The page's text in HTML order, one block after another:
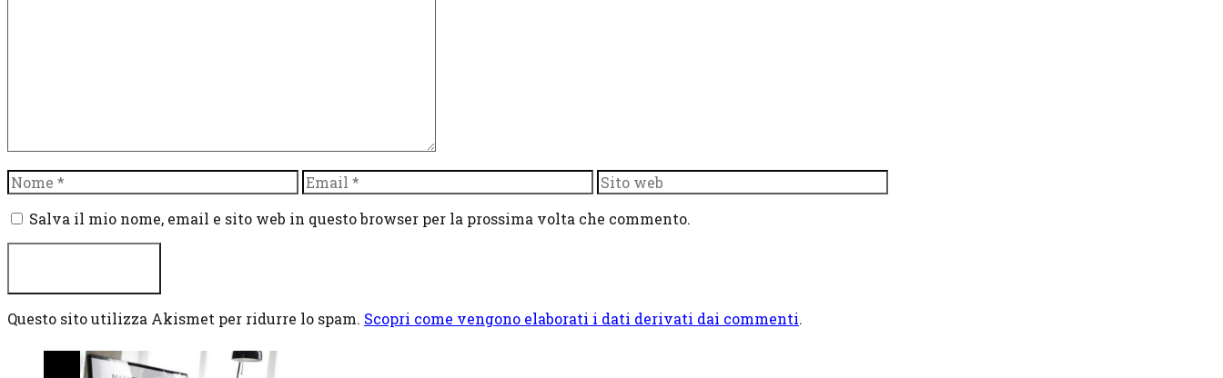
Nome Email
Sito
web
Salva il mio nome, email e sito web in questo browser per la prossima volta che commento.
Questo sito utilizza Akismet per ridurre lo spam. Scopri come vengono elaborati i dati derivati dai commenti.